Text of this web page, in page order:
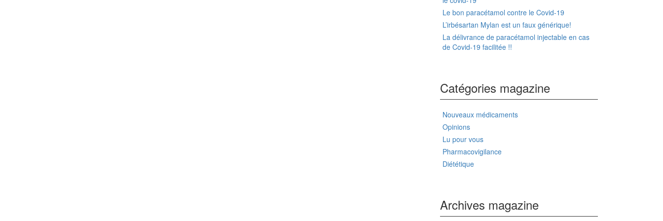
Le bon paracétamol contre le Covid-19
L’irbésartan Mylan est un faux générique!
La délivrance de paracétamol injectable en cas
de Covid-19 facilitée !!
Catégories magazine
Nouveaux médicaments
Opinions
Lu pour vous
Pharmacovigilance
Diététique
Archives magazine